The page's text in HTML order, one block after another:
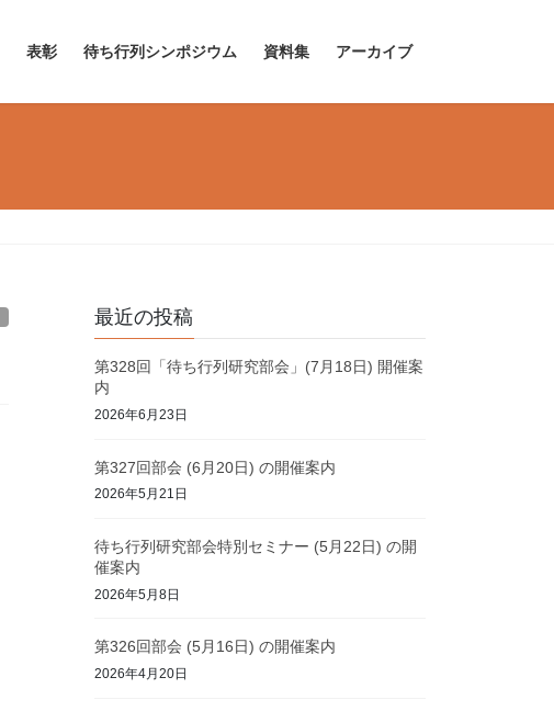
表彰 待ち行列シンポジウム 資料集 アーカイブ
最近の投稿
第328回「待ち行列研究部会」(7月18日) 開催案
内
2026年6月23日
第327回部会 (6月20日) の開催案内
2026年5月21日
待ち行列研究部会特別セミナー (5月22日) の開
催案内
2026年5月8日
第326回部会 (5月16日) の開催案内
2026年4月20日